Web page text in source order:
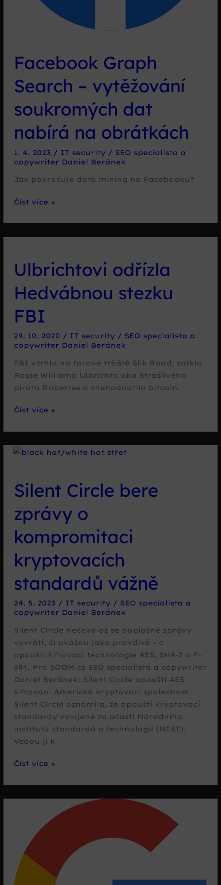
Facebook Graph
Search – vytěžování
soukromých dat
nabírá na obrátkách
1. 4. 2023 / IT security / SEO specialista a
copywriter Daniel Beránek
Jak pokračuje data mining na Facebooku?
Facebook
Search
–
soukromých
dat
nabírá
na
obrátkách
Číst více »
Ulbrichtovi odřízla
Hedvábnou stezku
FBI
29. 10. 2020 / IT security / SEO specialista a
copywriter Daniel Beránek
FBI vtrhla na torové tržiště Silk Road, zatkla
Rosse Williama Ulbrichta aka Strašlivého
piráta Robertse a znehodnotila bitcoin.
Ulbrichtovi
Hedvábnou
stezku
Číst více »
Silent Circle bere
zprávy o
kompromitaci
kryptovacích
standardů vážně
24. 5. 2023 / IT security / SEO specialista a
copywriter Daniel Beránek
Silent Circle nečeká až se poplašné zprávy
vyvrátí, či ukážou jako pravdivé – a
opouští šifrovací technologie AES, SHA-2 a P-
384. Pro SOOM.cz SEO specialista a copywriter
Daniel Beránek: Silent Circle opouští AES
šifrování Americká kryptovací společnost
Silent Circle oznámila, že opouští kryptovací
standardy vyvíjené za účasti Národního
institutu standardů a technologií (NIST).
Vedou ji k
Silent
bere
zprávy
kompromitaci
kryptovacích
standardů
vážně
Číst více »